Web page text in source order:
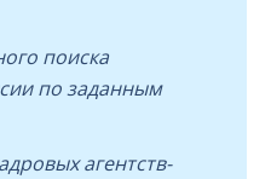
поиска
по заданным
агентств-